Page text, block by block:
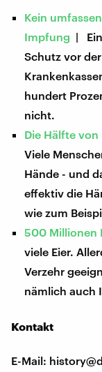
Kein
Impfung |
Schutz vor
hundert
nicht.
Die Hälfte
Viele
Hände - und
effektiv die
wie zum
500 Millionen
viele Eier.
Verzehr
nämlich auch
Kontakt
E-Mail: